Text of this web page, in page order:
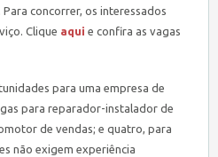
concorrer, os interessados
Clique aqui e confira as vagas
para uma empresa de
para reparador-instalador de
de vendas; e quatro, para
não exigem experiência